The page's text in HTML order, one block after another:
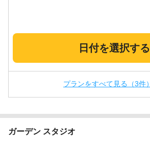
日付を選択する
プランをすべて見る（3件）
ガーデン スタジオ